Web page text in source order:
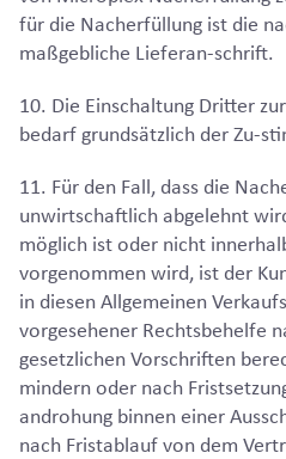
für die Nacherfüllung ist die
maßgebliche Lieferan-schrift.
10. Die Einschaltung Dritter
bedarf grundsätzlich der Zu-
11. Für den Fall, dass die
unwirtschaftlich abgelehnt
möglich ist oder nicht
vorgenommen wird, ist der
in diesen Allgemeinen
vorgesehener Rechtsbehelfe
gesetzlichen Vorschriften
mindern oder nach
androhung binnen einer
nach Fristablauf von dem